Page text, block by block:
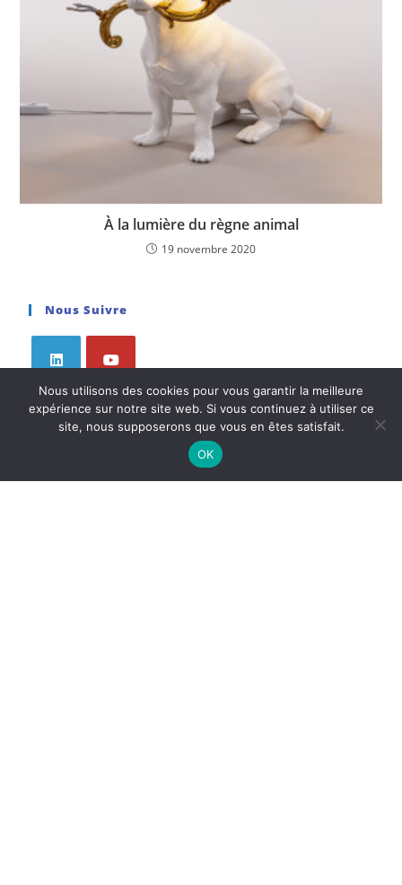
À la lumière du règne animal
19 novembre 2020
Nous Suivre
Huguette Annas : une architecte de la lumière à la
Nous utilisons des cookies pour vous garantir la meilleure
expérience sur notre site web. Si vous continuez à utiliser ce
site, nous supposerons que vous en êtes satisfait.
OK